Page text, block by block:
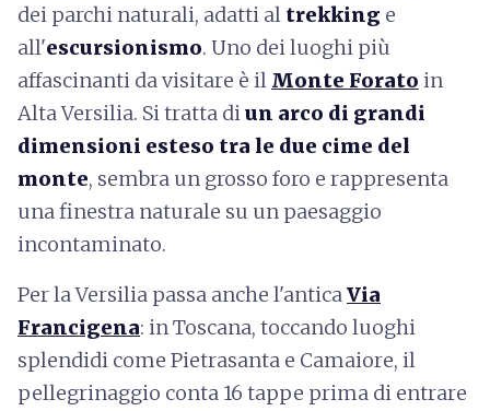
dei parchi naturali, adatti al trekking e
all'escursionismo. Uno dei luoghi più
affascinanti da visitare è il Monte Forato in
Alta Versilia. Si tratta diun arco di grandi
dimensioni esteso tra le due cime del
monte, sembra un grosso foro e rappresenta
una finestra naturale su un paesaggio
incontaminato.
Per la Versilia passa anche l'anticaVia
Francigena: in Toscana, toccando luoghi
splendidi come Pietrasanta e Camaiore, il
pellegrinaggio conta 16 tappe prima di entrare